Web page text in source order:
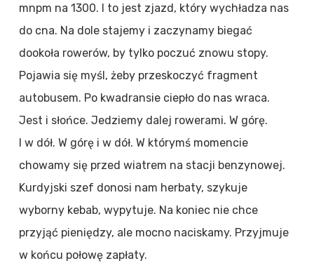
mnpm na 1300. I to jest zjazd, który wychładza nas
do cna. Na dole stajemy i zaczynamy biegać
dookoła rowerów, by tylko poczuć znowu stopy.
Pojawia się myśl, żeby przeskoczyć fragment
autobusem. Po kwadransie ciepło do nas wraca.
Jest i słońce. Jedziemy dalej rowerami. W górę.
I w dół. W górę i w dół. W którymś momencie
chowamy się przed wiatrem na stacji benzynowej.
Kurdyjski szef donosi nam herbaty, szykuje
wyborny kebab, wypytuje. Na koniec nie chce
przyjąć pieniędzy, ale mocno naciskamy. Przyjmuje
w końcu połowę zapłaty.